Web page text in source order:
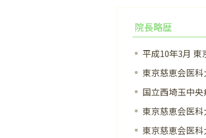
院長略歴
平成10年3月
東京慈恵会医
国立西埼玉中
東京慈恵会医
東京慈恵会医